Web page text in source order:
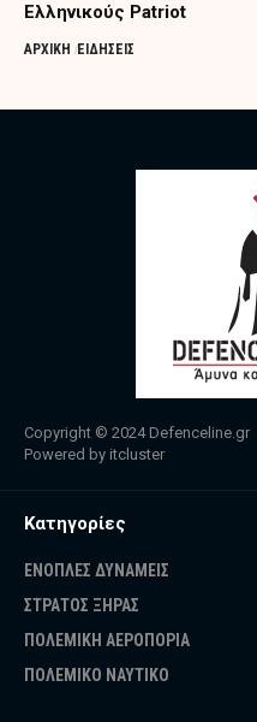
Ελληνικούς Patriot
ΑΡΧΙΚΗ ΕΙΔΗΣΕΙΣ
Copyright © 2024 Defenceline.gr
Powered by itcluster
Κατηγορίες
ΕΝΟΠΛΕΣ ΔΥΝΑΜΕΙΣ
ΣΤΡΑΤΟΣ ΞΗΡΑΣ
ΠΟΛΕΜΙΚΗ ΑΕΡΟΠΟΡΙΑ
ΠΟΛΕΜΙΚΟ ΝΑΥΤΙΚΟ